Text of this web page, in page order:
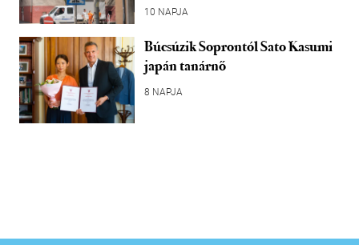
10 NAPJA
Búcsúzik Soprontól Sato Kasumi
japán tanárnő
8 NAPJA